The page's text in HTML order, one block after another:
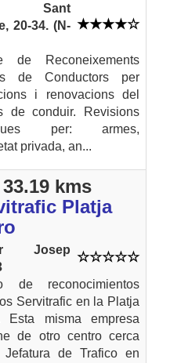
Sant
20-34. (N-
de Reconeixements
de Conductors per
i renovacions del
de conduir. Revisions
per: armes,
privada, an...
kms
Platja
Josep
de reconocimientos
Servitrafic en la Platja
Esta misma empresa
de otro centro cerca
de Trafico en